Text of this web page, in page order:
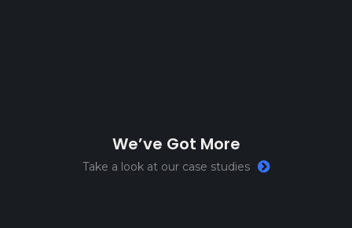
We’ve Got More
Take a look at our case studies